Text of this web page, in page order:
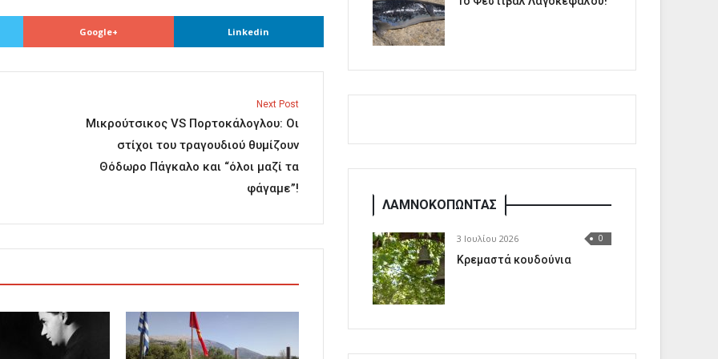
Google+ Linkedin
Next Post
Μικρούτσικος VS Πορτοκάλογλου: Οι
στίχοι του τραγουδιού θυμίζουν
Θόδωρο Πάγκαλο και “όλοι μαζί τα
φάγαμε”!
ΛΑΜΝΟΚΟΠΩΝΤΑΣ
3 Ιουλίου 2026 0
Κρεμαστά κουδούνια